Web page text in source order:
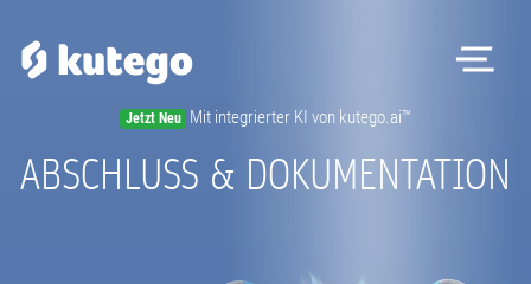
Jetzt Neu Mit integrierter KI von kutego.ai™
ABSCHLUSS & DOKUMENTATION